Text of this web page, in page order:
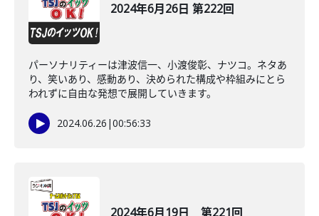
2024年6月26日 第222回
パーソナリティーは津波信一、小渡俊彰、ナツコ。ネタあ
り、笑いあり、感動あり、決められた構成や枠組みにとら
われずに自由な発想で展開していきます。
2024.06.26 |00:56:33
2024年6月19日 第221回